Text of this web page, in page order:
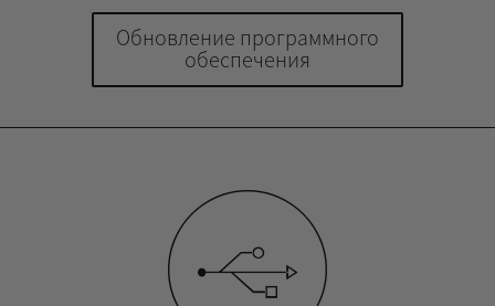
Обновление программного
обеспечения